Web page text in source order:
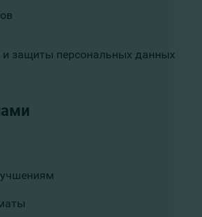
и защиты персональных данных